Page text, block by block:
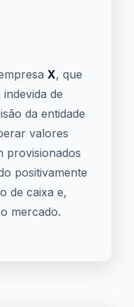
X, que
de
da entidade
valores
provisionados
positivamente
de caixa e,
mercado.